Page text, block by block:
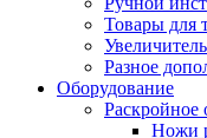
Товары для
Разное
Оборудование
Раскройное
Ножи